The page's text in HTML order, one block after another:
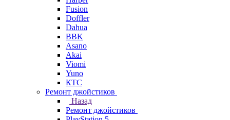
Fusion
Doffler
Dahua
BBK
Asano
Akai
Viomi
Yuno
КТС
Ремонт джойстиков
Назад
Ремонт джойстиков